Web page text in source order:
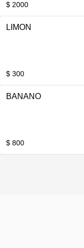
$ 2000
LIMON
$ 300
BANANO
$ 800